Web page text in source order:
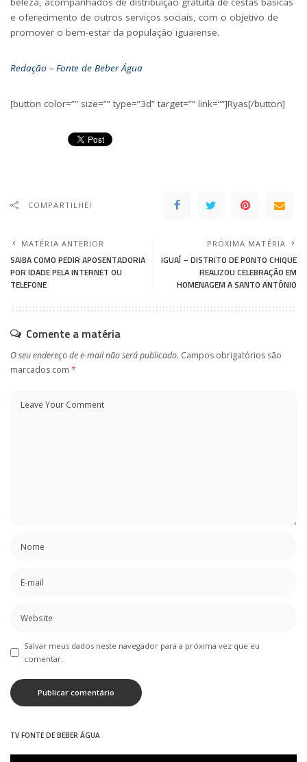
e oferecimento de outros serviços sociais, com o objetivo de
promover o bem-estar da população iguaiense.
Redação – Fonte de Beber Água
[button color=”” size=”” type=”3d” target=”” link=””]Ryas[/button]
COMPARTILHE!
MATÉRIA ANTERIOR
SAIBA COMO PEDIR APOSENTADORIA
POR IDADE PELA INTERNET OU
TELEFONE
PRÓXIMA MATÉRIA
IGUAÍ – DISTRITO DE PONTO CHIQUE
REALIZOU CELEBRAÇÃO EM
HOMENAGEM A SANTO ANTÔNIO
Comente a matéria
O seu endereço de e-mail não será publicado. Campos obrigatórios são
marcados com *
Salvar meus dados neste navegador para a próxima vez que eu
comentar.
TV FONTE DE BEBER ÁGUA